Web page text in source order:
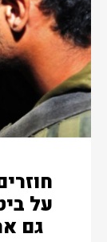
על
גם